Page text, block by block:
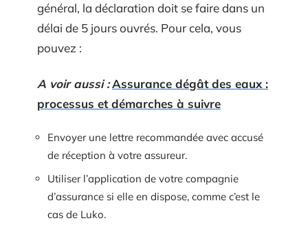
général, la déclaration doit se faire dans un
délai de 5 jours ouvrés. Pour cela, vous
pouvez :
A voir aussi :Assurance dégât des eaux :
processus et démarches à suivre
Envoyer une lettre recommandée avec accusé
de réception à votre assureur.
Utiliser l’application de votre compagnie
d’assurance si elle en dispose, comme c’est le
cas de Luko.